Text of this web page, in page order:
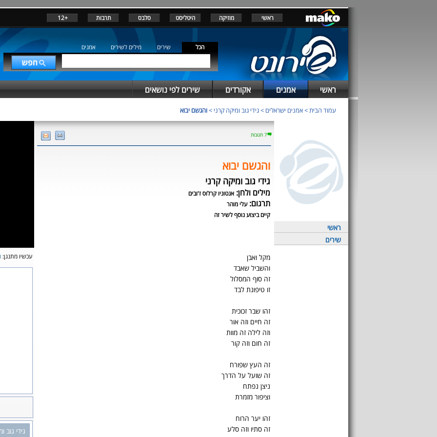
ראשי מוזיקה היטליסט סלבס תרבות +12
הכל שירים מילים לשירים אמנים
ראשי אמנים אקורדים שירים לפי נושאים
עמוד הבית>אמנים ישראלים >גידי גוב ומיקה קרני >והגשם יבוא
ראשי
שירים
7 תגובות
והגשם יבוא
גידי גוב ומיקה קרני
מילים ולחן: אנטוניו קרלוס ז'ובים
תרגום:עלי מוהר
קיים ביצוע נוסף לשיר זה
מקל ואבן
והשביל שאבד
זה סוף המסלול
זו טיפונת לבד
זהו שבר זכוכית
זה חיים וזה אור
וזה לילה זה מוות
זה חום וזה קור
זה העץ שפורח
זה שועל על הדרך
ניצן נפתח
וציפור מזמרת
זהו יער הרוח
זה סתיו וזה סלע
עכשיו מתנגן:
גידי גוב